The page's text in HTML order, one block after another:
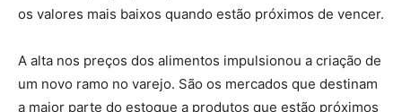
os valores mais baixos quando estão próximos de vencer.
A alta nos preços dos alimentos impulsionou a criação de
um novo ramo no varejo. São os mercados que destinam
a maior parte do estoque a produtos que estão próximos